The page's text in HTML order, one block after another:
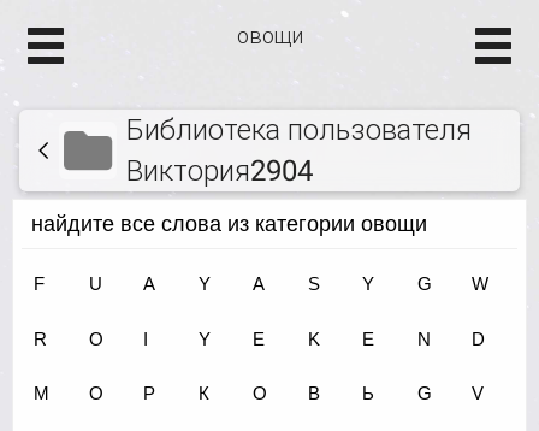
овощи
Библиотека пользователя
Виктория2904